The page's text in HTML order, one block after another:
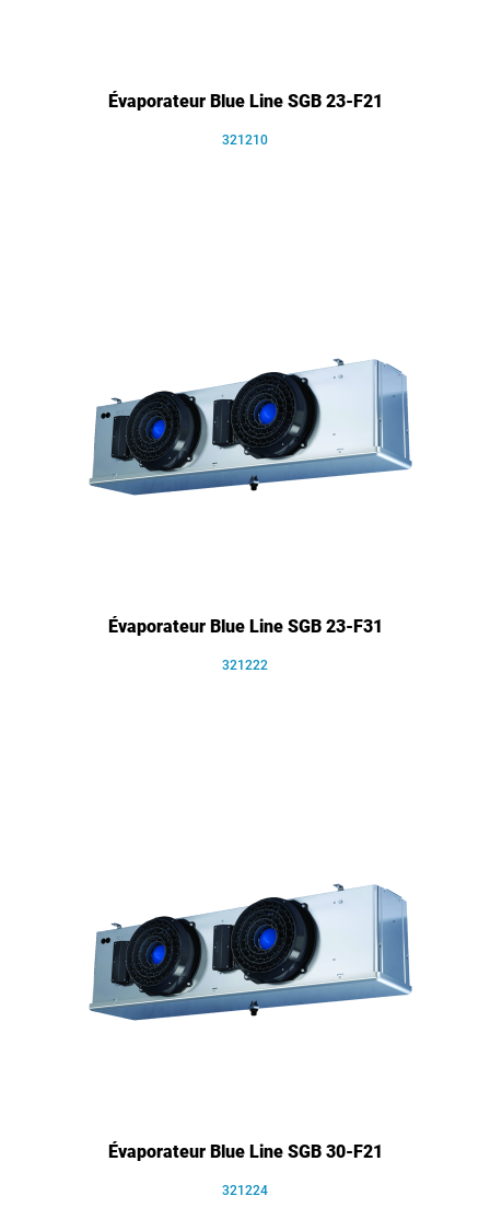
Évaporateur Blue Line SGB 23-F21
321210
Évaporateur Blue Line SGB 23-F31
321222
Évaporateur Blue Line SGB 30-F21
321224